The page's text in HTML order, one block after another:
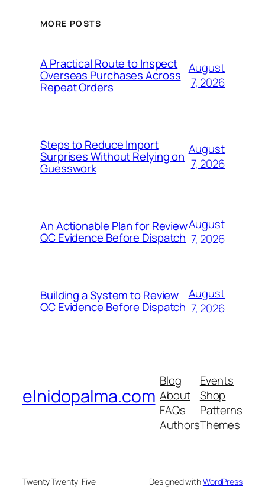
MORE POSTS
A Practical Route to Inspect
Overseas Purchases Across
Repeat Orders
August
7, 2026
Steps to Reduce Import
Surprises Without Relying on
Guesswork
August
7, 2026
An Actionable Plan for Review
QC Evidence Before Dispatch
August
7, 2026
Building a System to Review
QC Evidence Before Dispatch
August
7, 2026
elnidopalma.com
Blog
About
FAQs
Authors
Events
Shop
Patterns
Themes
Twenty Twenty-Five Designed withWordPress